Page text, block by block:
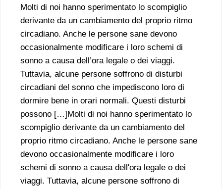
Molti di noi hanno sperimentato lo scompiglio
derivante da un cambiamento del proprio ritmo
circadiano. Anche le persone sane devono
occasionalmente modificare i loro schemi di
sonno a causa dell’ora legale o dei viaggi.
Tuttavia, alcune persone soffrono di disturbi
circadiani del sonno che impediscono loro di
dormire bene in orari normali. Questi disturbi
possono […]Molti di noi hanno sperimentato lo
scompiglio derivante da un cambiamento del
proprio ritmo circadiano. Anche le persone sane
devono occasionalmente modificare i loro
schemi di sonno a causa dell'ora legale o dei
viaggi. Tuttavia, alcune persone soffrono di